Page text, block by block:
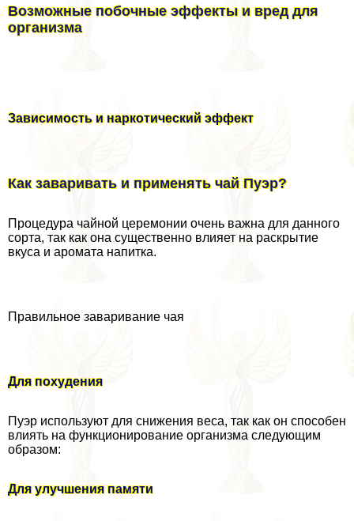
Возможные побочные эффекты и вред для
организма
Зависимость и наркотический эффект
Как заваривать и применять чай Пуэр?
Процедypa чайной церемонии очень важна для данного
сорта, так как она существенно влияет на раскрытие
вкуса и аромата напитка.
Правильное заваривание чая
Для похудения
Пуэр используют для снижения веса, так как он способен
влиять на функционирование организма следующим
образом:
Для улучшения памяти